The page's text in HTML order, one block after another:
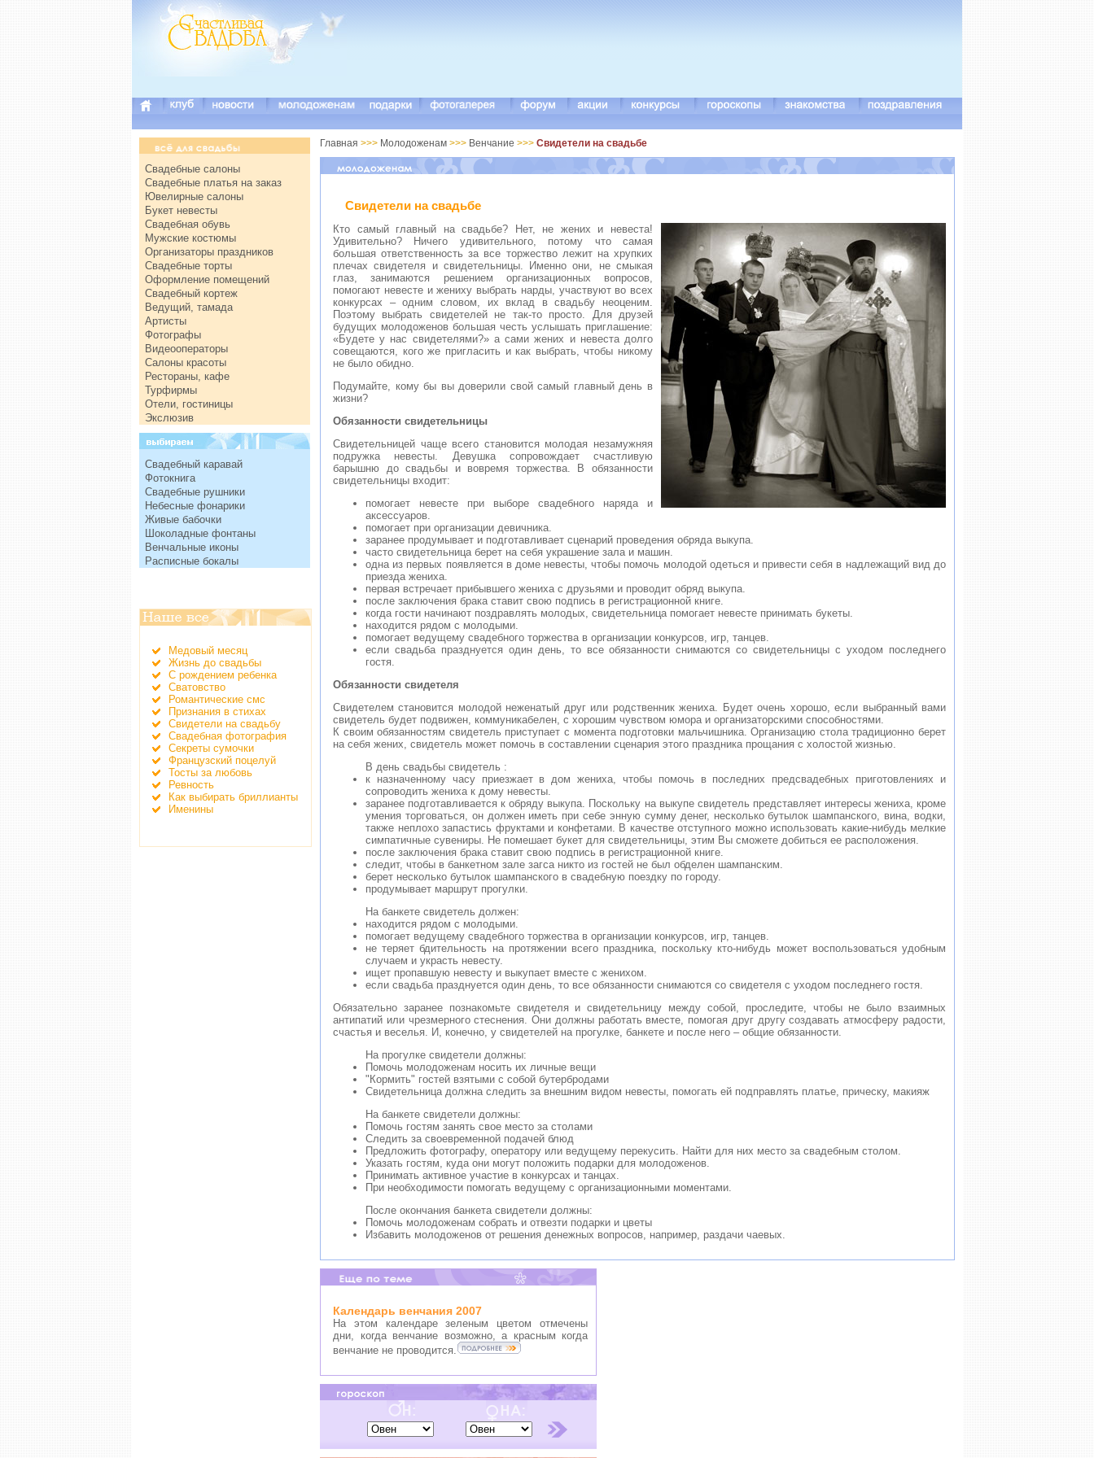
Свадебные салоны
Свадебные платья на заказ
Ювелирные салоны
Букет невесты
Свадебная обувь
Мужские костюмы
Организаторы праздников
Свадебные торты
Оформление помещений
Свадебный кортеж
Ведущий, тамада
Артисты
Фотографы
Видеооператоры
Салоны красоты
Рестораны, кафе
Турфирмы
Отели, гостиницы
Экслюзив
Свадебный каравай
Фотокнига
Свадебные рушники
Небесные фонарики
Живые бабочки
Шоколадные фонтаны
Венчальные иконы
Расписные бокалы
Медовый месяц
Жизнь до свадьбы
С рождением ребенка
Сватовство
Романтические смс
Признания в стихах
Свидетели на свадьбу
Свадебная фотография
Секреты сумочки
Французский поцелуй
Тосты за любовь
Ревность
Как выбирать бриллианты
Именины
Главная >>> Молодоженам >>> Венчание >>> Свидетели на свадьбе
Свидетели на свадьбе
Кто самый главный на свадьбе? Нет, не жених и невеста!
Удивительно? Ничего удивительного, потому что самая
большая ответственность за все торжество лежит на хрупких
плечах свидетеля и свидетельницы. Именно они, не смыкая
глаз, занимаются решением организационных вопросов,
помогают невесте и жениху выбрать нарды, участвуют во всех
конкурсах – одним словом, их вклад в свадьбу неоценим.
Поэтому выбрать свидетелей не так-то просто. Для друзей
будущих молодоженов большая честь услышать приглашение:
«Будете у нас свидетелями?» а сами жених и невеста долго
совещаются, кого же пригласить и как выбрать, чтобы никому
не было обидно.
Подумайте, кому бы вы доверили свой самый главный день в
жизни?
Обязанности свидетельницы
Свидетельницей чаще всего становится молодая незамужняя
подружка невесты. Девушка сопровождает счастливую
барышню до свадьбы и вовремя торжества. В обязанности
свидетельницы входит:
помогает невесте при выборе свадебного наряда и
аксессуаров.
помогает при организации девичника.
заранее продумывает и подготавливает сценарий проведения обряда выкупа.
часто свидетельница берет на себя украшение зала и машин.
одна из первых появляется в доме невесты, чтобы помочь молодой одеться и привести себя в надлежащий вид до
приезда жениха.
первая встречает прибывшего жениха с друзьями и проводит обряд выкупа.
после заключения брака ставит свою подпись в регистрационной книге.
когда гости начинают поздравлять молодых, свидетельница помогает невесте принимать букеты.
находится рядом с молодыми.
помогает ведущему свадебного торжества в организации конкурсов, игр, танцев.
если свадьба празднуется один день, то все обязанности снимаются со свидетельницы с уходом последнего
гостя.
Обязанности свидетеля
Свидетелем становится молодой неженатый друг или родственник жениха. Будет очень хорошо, если выбранный вами
свидетель будет подвижен, коммуникабелен, с хорошим чувством юмора и организаторскими способностями.
К своим обязанностям свидетель приступает с момента подготовки мальчишника. Организацию стола традиционно берет
на себя жених, свидетель может помочь в составлении сценария этого праздника прощания с холостой жизнью.
В день свадьбы свидетель :
к назначенному часу приезжает в дом жениха, чтобы помочь в последних предсвадебных приготовлениях и
сопроводить жениха к дому невесты.
заранее подготавливается к обряду выкупа. Поскольку на выкупе свидетель представляет интересы жениха, кроме
умения торговаться, он должен иметь при себе энную сумму денег, несколько бутылок шампанского, вина, водки,
также неплохо запастись фруктами и конфетами. В качестве отступного можно использовать какие-нибудь мелкие
симпатичные сувениры. Не помешает букет для свидетельницы, этим Вы сможете добиться ее расположения.
после заключения брака ставит свою подпись в регистрационной книге.
следит, чтобы в банкетном зале загса никто из гостей не был обделен шампанским.
берет несколько бутылок шампанского в свадебную поездку по городу.
продумывает маршрут прогулки.
На банкете свидетель должен:
находится рядом с молодыми.
помогает ведущему свадебного торжества в организации конкурсов, игр, танцев.
не теряет бдительность на протяжении всего праздника, поскольку кто-нибудь может воспользоваться удобным
случаем и украсть невесту.
ищет пропавшую невесту и выкупает вместе с женихом.
если свадьба празднуется один день, то все обязанности снимаются со свидетеля с уходом последнего гостя.
Обязательно заранее познакомьте свидетеля и свидетельницу между собой, проследите, чтобы не было взаимных
антипатий или чрезмерного стеснения. Они должны работать вместе, помогая друг другу создавать атмосферу радости,
счастья и веселья. И, конечно, у свидетелей на прогулке, банкете и после него – общие обязанности.
На прогулке свидетели должны:
Помочь молодоженам носить их личные вещи
"Кормить" гостей взятыми с собой бутербродами
Свидетельница должна следить за внешним видом невесты, помогать ей подправлять платье, прическу, макияж
На банкете свидетели должны:
Помочь гостям занять свое место за столами
Следить за своевременной подачей блюд
Предложить фотографу, оператору или ведущему перекусить. Найти для них место за свадебным столом.
Указать гостям, куда они могут положить подарки для молодоженов.
Принимать активное участие в конкурсах и танцах.
При необходимости помогать ведущему с организационными моментами.
После окончания банкета свидетели должны:
Помочь молодоженам собрать и отвезти подарки и цветы
Избавить молодоженов от решения денежных вопросов, например, раздачи чаевых.
Календарь венчания 2007
На этом календаре зеленым цветом отмечены
дни, когда венчание возможно, а красным когда
венчание не проводится.